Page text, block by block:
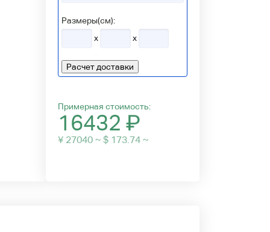
Размеры(см):
x
x
Расчет доставки
Примерная стоимость:
16432 ₽
¥ 27040 ~ $ 173.74 ~